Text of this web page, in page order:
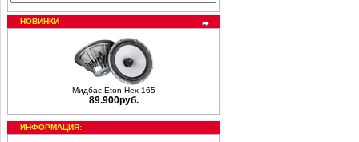
НОВИНКИ
Мидбас Eton Hex 165
89.900руб.
ИНФОРМАЦИЯ: